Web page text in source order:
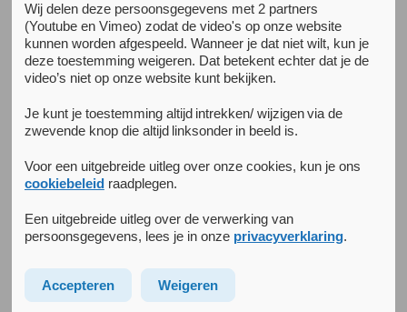
Claudi Bockting
Voorzitter Innovation Lab Mental Health, Hoogleraar
Wij delen deze persoonsgegevens met 2 partners
(Youtube en Vimeo) zodat de video's op onze website
kunnen worden afgespeeld. Wanneer je dat niet wilt, kun je
deze toestemming weigeren. Dat betekent echter dat je de
video’s niet op onze website kunt bekijken.
Je kunt je toestemming altijd intrekken/ wijzigen via de
zwevende knop die altijd linksonder in beeld is.
Voor een uitgebreide uitleg over onze cookies, kun je ons
cookiebeleidraadplegen.
Een uitgebreide uitleg over de verwerking van
persoonsgegevens, lees je in onze privacyverklaring.
Accepteren Weigeren